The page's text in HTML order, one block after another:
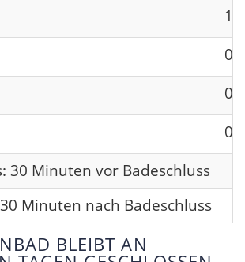
30 Minuten vor Badeschluss
Minuten nach Badeschluss
BLEIBT AN